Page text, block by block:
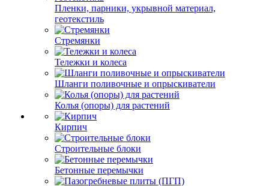
Пленки, парники, укрывной материал,
геотекстиль
Стремянки
Тележки и колеса
Шланги поливочные и опрыскиватели
Колья (опоры) для растений
Кирпич
Строительные блоки
Бетонные перемычки